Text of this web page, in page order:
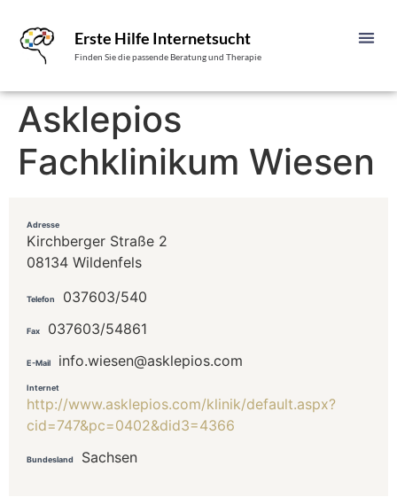
Erste Hilfe Internetsucht
Finden Sie die passende Beratung und Therapie
Asklepios
Fachklinikum Wiesen
Adresse
Kirchberger Straße 2
08134 Wildenfels
Telefon 037603/540
Fax 037603/54861
E-Mail info.wiesen@asklepios.com
Internet
http://www.asklepios.com/klinik/default.aspx?
cid=747&pc=0402&did3=4366
Bundesland Sachsen